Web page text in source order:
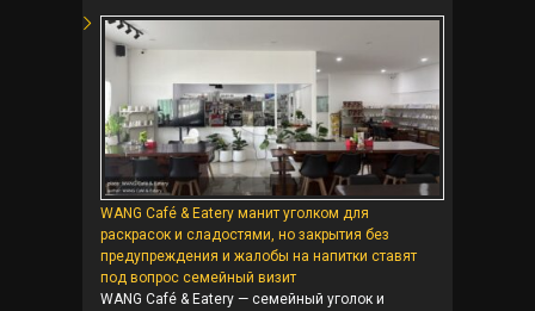
WANG Café & Eatery манит уголком для
раскрасок и сладостями, но закрытия без
предупреждения и жалобы на напитки ставят
под вопрос семейный визит
WANG Café & Eatery — семейный уголок и